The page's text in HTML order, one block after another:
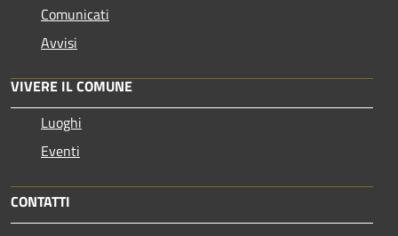
Comunicati
Avvisi
VIVERE IL COMUNE
Luoghi
Eventi
CONTATTI